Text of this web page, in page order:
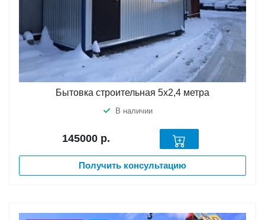
Бытовка строительная 5х2,4 метра
В наличии
145000 р.
Получить консультацию